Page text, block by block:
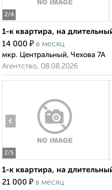
2/4
1-к квартира, на
14 000 ₽ в месяц
мкр. Центральный, Чехова 7А
Агентство, 08.08.2026
2/5
‹
1-к квартира, на
21 000 ₽ в месяц